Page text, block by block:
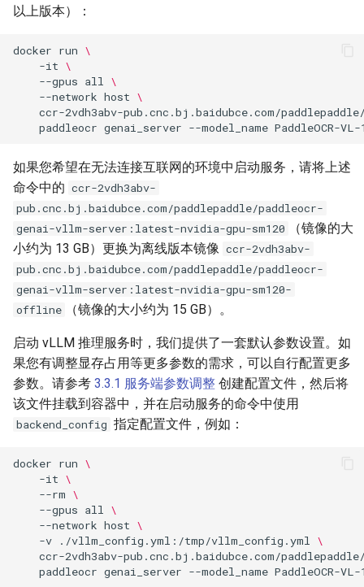
以上版本）：
docker run \
-it \
--gpus all \
--network host \
ccr-2vdh3abv-pub.cnc.bj.baidubce.com/
paddleocr genai_server --model_name PaddleOCR-
如果您希望在无法连接互联网的环境中启动服务，请将上述
命令中的 ccr-2vdh3abv-
pub.cnc.bj.baidubce.com/paddlepaddle/paddleocr-
genai-vllm-server:latest-nvidia-gpu-sm120
（镜像的大
小约为 13 GB）更换为离线版本镜像 ccr-2vdh3abv-
pub.cnc.bj.baidubce.com/paddlepaddle/paddleocr-
genai-vllm-server:latest-nvidia-gpu-sm120-
offline
（镜像的大小约为 15 GB）。
启动 vLLM 推理服务时，我们提供了一套默认参数设置。如
果您有调整显存占用等更多参数的需求，可以自行配置更多
参数。请参考 3.3.1 服务端参数调整 创建配置文件，然后将
该文件挂载到容器中，并在启动服务的命令中使用
backend_config 指定配置文件，例如：
docker run \
-it \
--rm \
--gpus all \
--network host \
-v
./vllm_config.yml:/tmp/vllm_config.yml \
ccr-2vdh3abv-pub.cnc.bj.baidubce.com/
paddleocr genai_server --model_name PaddleOCR-